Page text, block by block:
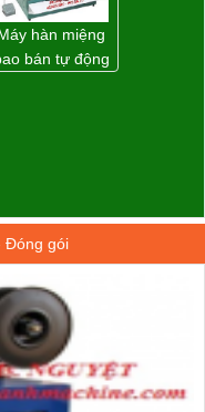
hàn miệng
bán tự động
Đóng gói